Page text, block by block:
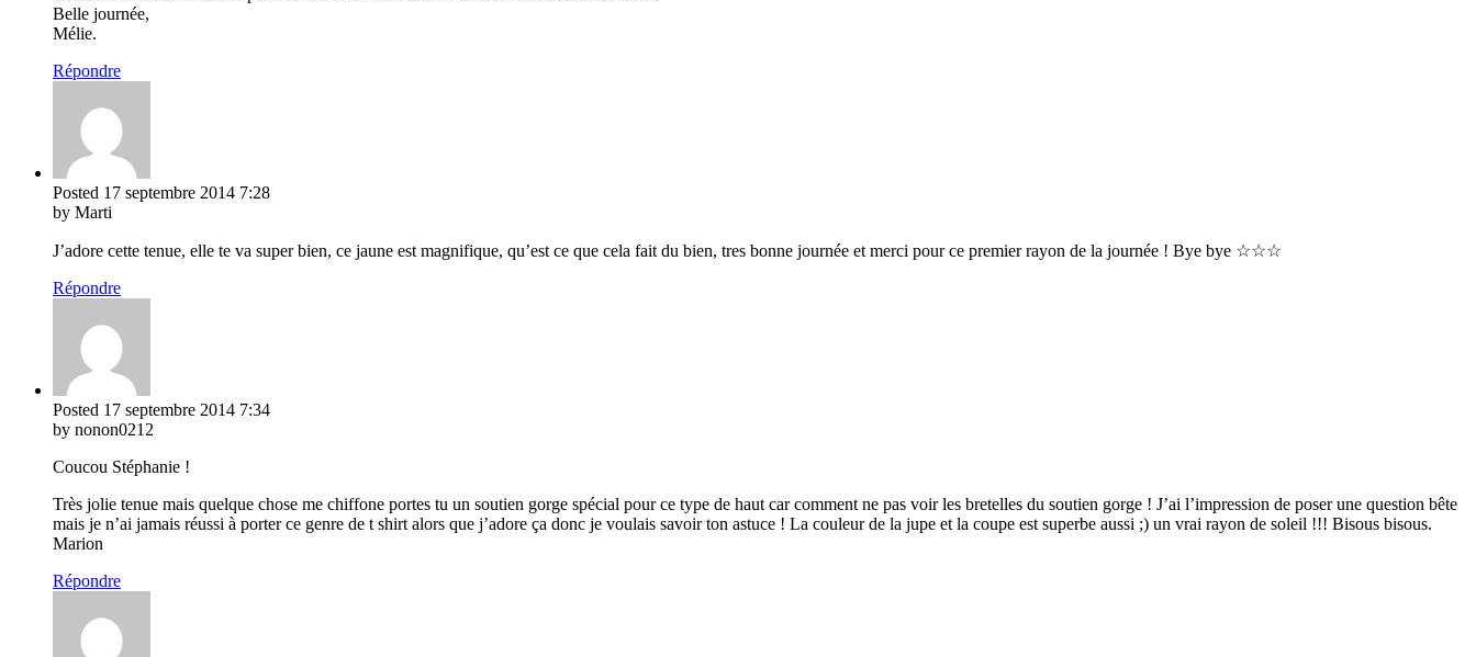
Belle journée,
Mélie.
Répondre
Posted 17 septembre 2014 7:28
by Marti
J’adore cette tenue, elle te va super bien, ce jaune est magnifique, qu’est ce que cela fait du bien, tres bonne journée et merci pour ce premier rayon de la journée ! Bye bye ☆☆☆
Répondre
Posted 17 septembre 2014 7:34
by nonon0212
Coucou Stéphanie !
Très jolie tenue mais quelque chose me chiffone portes tu un soutien gorge spécial pour ce type de haut car comment ne pas voir les bretelles du soutien gorge ! J’ai l’impression de poser une question bête
mais je n’ai jamais réussi à porter ce genre de t shirt alors que j’adore ça donc je voulais savoir ton astuce ! La couleur de la jupe et la coupe est superbe aussi ;) un vrai rayon de soleil !!! Bisous bisous.
Marion
Répondre